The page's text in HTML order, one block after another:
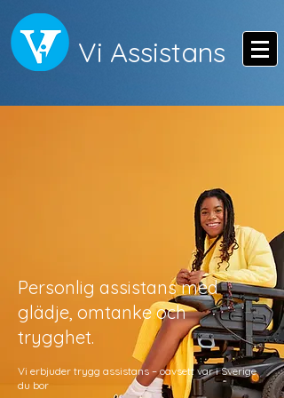
Vi Assistans
Personlig assistans med
glädje, omtanke och
trygghet.
Vi erbjuder trygg assistans – oavsett var i Sverige
du bor